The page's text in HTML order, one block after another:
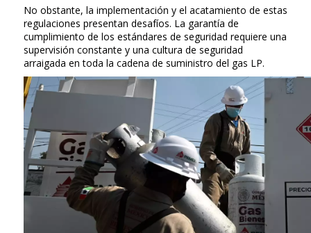
No obstante, la implementación y el acatamiento de estas
regulaciones presentan desafíos. La garantía de
cumplimiento de los estándares de seguridad requiere una
supervisión constante y una cultura de seguridad
arraigada en toda la cadena de suministro del gas LP.